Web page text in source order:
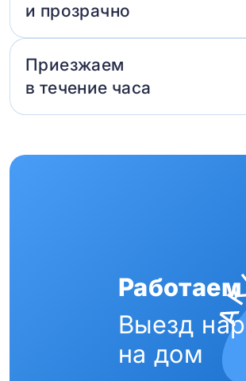
и прозрачно
Приезжаем
в течение часа
Выезд
на дом